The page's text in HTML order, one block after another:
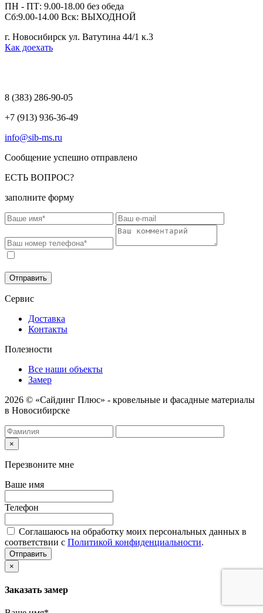
ПН - ПТ: 9.00-18.00 без обеда
Сб:9.00-14.00 Вск: ВЫХОДНОЙ
г. Новосибирск ул. Ватутина 44/1 к.3
Как доехать
8 (383) 286-90-05
+7 (913) 936-36-49
info@sib-ms.ru
Сообщение успешно отправлено
ЕСТЬ ВОПРОС?
заполните форму
Отправить
Сервис
Доставка
Контакты
Полезности
Все наши объекты
Замер
2026 © «Сайдинг Плюс» - кровельные и фасадные материалы
в Новосибирске
×
Перезвоните мне
Ваше имя
Телефон
Соглашаюсь на обработку моих персональных данных в
соответствии с Политикой конфиденциальности.
Отправить
×
Заказать замер